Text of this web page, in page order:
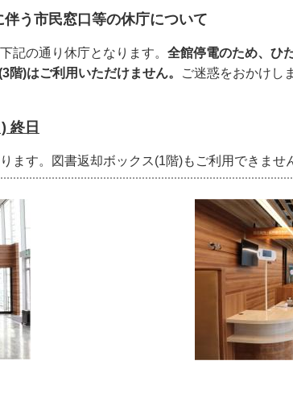
う市民窓口等の休庁について
記の通り休庁となります。 全館停電のため、ひ
)はご利用いただけません。
ご迷惑をおかけし
終日
す。図書返却ボックス(1階)もご利用できませ